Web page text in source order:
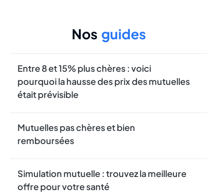
Nos guides
Entre 8 et 15% plus chères : voici
pourquoi la hausse des prix des mutuelles
était prévisible
Mutuelles pas chères et bien
remboursées
Simulation mutuelle : trouvez la meilleure
offre pour votre santé